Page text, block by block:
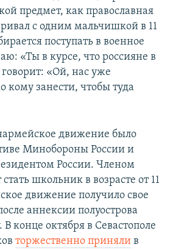
предмет, как православная
с одним мальчишкой в 11
поступать в военное
«Ты в курсе, что россияне в
«Ой, нас уже
кому занести, чтобы туда
движение было
Минобороны России и
России. Членом
школьник в возрасте от 11
движение получило свое
аннексии полуострова
В конце октября в Севастополе
торжественно приняли в